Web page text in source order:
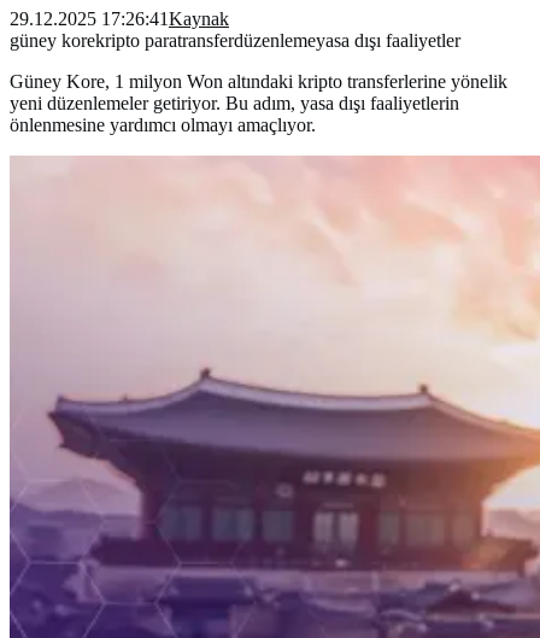
29.12.2025 17:26:41Kaynak
güney korekripto paratransferdüzenlemeyasa dışı faaliyetler
Güney Kore, 1 milyon Won altındaki kripto transferlerine yönelik
yeni düzenlemeler getiriyor. Bu adım, yasa dışı faaliyetlerin
önlenmesine yardımcı olmayı amaçlıyor.